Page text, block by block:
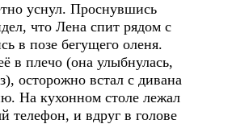
уснул. Проснувшись
что Лена спит рядом с
в позе бегущего оленя.
в плечо (она улыбнулась,
осторожно встал с дивана
На кухонном столе лежал
телефон, и вдруг в голове